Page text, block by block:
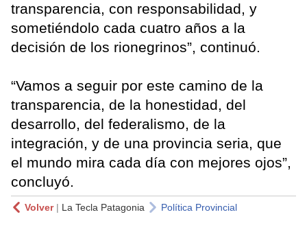
transparencia, con responsabilidad, y
sometiéndolo cada cuatro años a la
decisión de los rionegrinos”, continuó.
“Vamos a seguir por este camino de la
transparencia, de la honestidad, del
desarrollo, del federalismo, de la
integración, y de una provincia seria, que
el mundo mira cada día con mejores ojos”,
concluyó.
Volver| La Tecla Patagonia Política Provincial